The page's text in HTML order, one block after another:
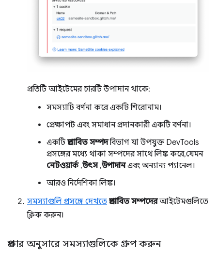
প্রতিটি আইটেমের চারটি উপাদান থাকে:
সমস্যাটি বর্ণনা করে একটি শিরোনাম।
প্রেক্ষাপট এবং সমাধান প্রদানকারী একটি বর্ণনা।
একটিপ্রভাবিত সম্পদবিভাগ যা উপযুক্ত DevTools
প্রসঙ্গের মধ্যে থাকা সম্পদের সাথে লিঙ্ক করে, যেমন
নেটওয়ার্ক,উৎস,উপাদানএবং অন্যান্য প্যানেল।
আরও নির্দেশিকা লিঙ্ক।
সমস্যাগুলি প্রসঙ্গে দেখতে প্রভাবিত সম্পদেরআইটেমগুলিতে
ক্লিক করুন।
প্রকার অনুসারে সমস্যাগুলিকে গ্রুপ করুন